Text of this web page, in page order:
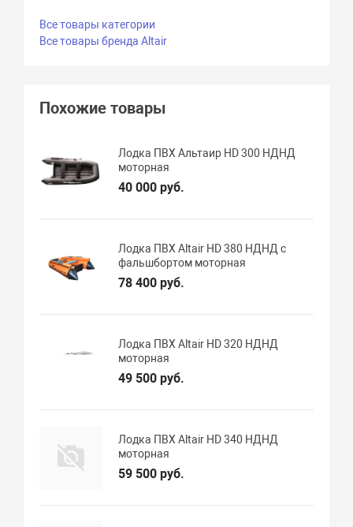
Все товары категории
Все товары бренда Altair
Похожие товары
Лодка ПВХ Альтаир HD 300 НДНД
моторная
40 000 руб.
Лодка ПВХ Altair HD 380 НДНД с
фальшбортом моторная
78 400 руб.
Лодка ПВХ Altair HD 320 НДНД
моторная
49 500 руб.
Лодка ПВХ Altair HD 340 НДНД
моторная
59 500 руб.